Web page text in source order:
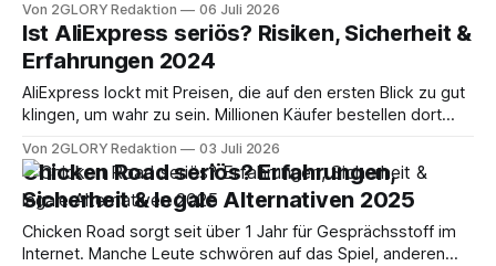
liefert eine ehrliche Analyse auf Basis von
Kundenerfahrungen, Bewertungen und öffentlich
zugänglichen Fakten. Kurze Antwort: Wie seriös ist
smartport aktuell? Die Vertrauenswürdigkeit des
Von 2GLORY Redaktion 06 Juli 2026
Ist AliExpress seriös? Risiken, Sicherheit &
Erfahrungen 2024
AliExpress lockt mit Preisen, die auf den ersten Blick zu gut
klingen, um wahr zu sein. Millionen Käufer bestellen dort
seriös, oder riskiert man sein Geld? Dieser Beitrag liefert
Antworten mit Fakten, echten Erfahrungen und konkreten
Tipps für sicheres Einkaufen. Kurze Antwort:
Von 2GLORY Redaktion 03 Juli 2026
Chicken Road seriös? Erfahrungen,
Sicherheit & legale Alternativen 2025
Chicken Road sorgt seit über 1 Jahr für Gesprächsstoff im
Internet. Manche Leute schwören auf das Spiel, anderen